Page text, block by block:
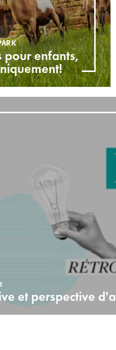
pour enfants,
et perspective